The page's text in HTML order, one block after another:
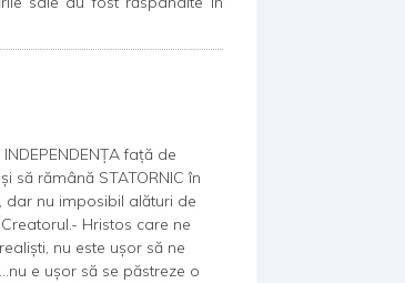
față de
să rămână STATORNIC în
dar nu imposibil alături de
Hristos care ne
nu este ușor să ne
e ușor să se păstreze o